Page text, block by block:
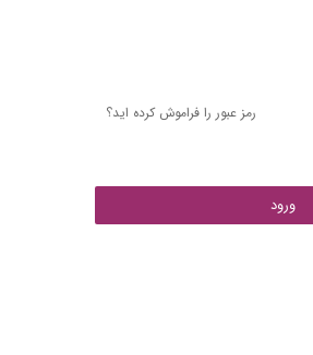
رمز عبور را فراموش کرده اید؟
ورود